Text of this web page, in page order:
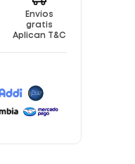
Envíos
gratis
Aplican T&C